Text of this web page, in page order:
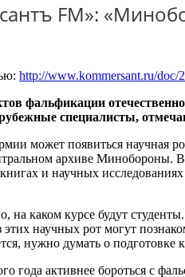
FM»:
http://www.kommersant.ru/doc/
фальфикации
специалисты,
может появиться научная
архиве Минобороны.
и научных
на каком курсе будут
этих научных рот могут
нужно думать о
года активнее бороться с